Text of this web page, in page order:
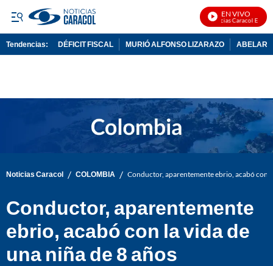
EN VIVO
Noticias Caracol En Vivo
Tendencias: DÉFICIT FISCAL MURIÓ ALFONSO LIZARAZO
Noticias Caracol / COLOMBIA / Conductor, aparentemente ebrio, acabó con
Conductor, aparentemente
ebrio, acabó con la vida de
una niña de 8 años